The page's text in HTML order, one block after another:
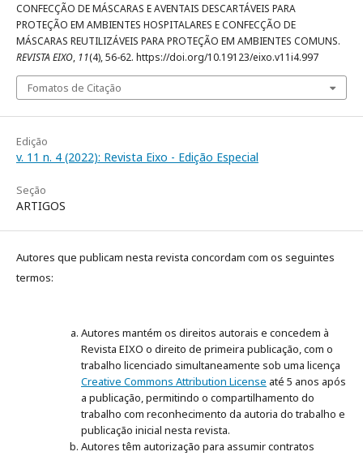
CONFECÇÃO DE MÁSCARAS E AVENTAIS DESCARTÁVEIS PARA
PROTEÇÃO EM AMBIENTES HOSPITALARES E CONFECÇÃO DE
MÁSCARAS REUTILIZÁVEIS PARA PROTEÇÃO EM AMBIENTES COMUNS.
REVISTA EIXO, 11(4), 56-62. https://doi.org/10.19123/eixo.v11i4.997
Fomatos de Citação
Edição
v. 11 n. 4 (2022): Revista Eixo - Edição Especial
Seção
ARTIGOS
Autores que publicam nesta revista concordam com os seguintes
termos:
Autores mantém os direitos autorais e concedem à
Revista EIXO o direito de primeira publicação, com o
trabalho licenciado simultaneamente sob uma licença
Creative Commons Attribution License até 5 anos após
a publicação, permitindo o compartilhamento do
trabalho com reconhecimento da autoria do trabalho e
publicação inicial nesta revista.
Autores têm autorização para assumir contratos